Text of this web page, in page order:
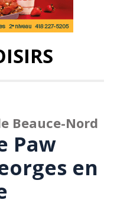
Beauce-Nord
Paw
en